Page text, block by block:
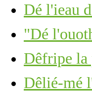
Dé l'ieau
"Dé
Dêfripe la
Dêlié-mé